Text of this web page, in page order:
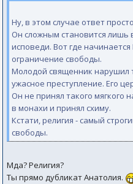
Ну, в этом случае ответ
Он сложным становится лишь
исповеди. Вот где
ограничение свободы.
Молодой священник нарушил
ужасное преступление. Его
Он не принял такого мягкого
в монахи и принял схиму.
Кстати, религия - самый
свободы.
Мда? Религия?
Ты прямо дубликат Анатолия.